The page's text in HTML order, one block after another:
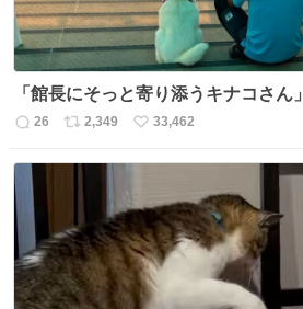
「館長にそっと寄り添うキナコさん」
返
数
26
リ
数
2,349
い
33,462